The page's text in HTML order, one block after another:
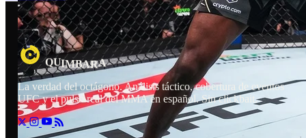
QUIMBARA
La verdad del octágono. Análisis táctico, cobertura de eventos
UFC y el pulso real del MMA en español. Sin clickbait.